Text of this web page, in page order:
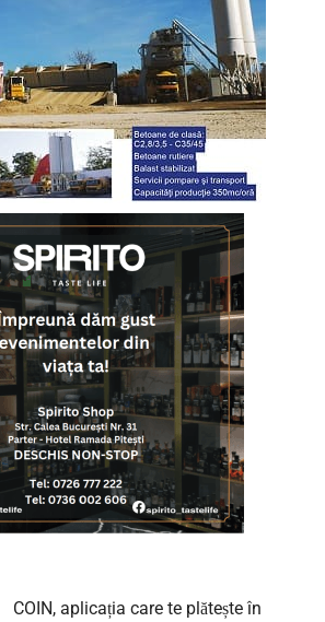
COIN, aplicația care te plătește în